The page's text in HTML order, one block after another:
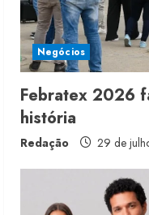
Negócios
Febratex 2026
história
Redação 29 de